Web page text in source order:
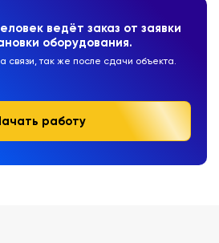
ведёт заказ от заявки
оборудования.
связи, так же после сдачи объекта.
работу